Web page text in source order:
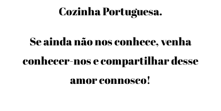
Cozinha Portuguesa.
Se ainda não nos conhece, venha
conhecer-nos e compartilhar desse
amor connosco!